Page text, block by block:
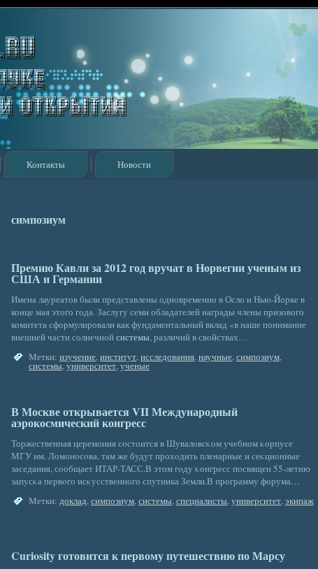
Контакты Новости
симпозиум
Премию Кавли за 2012 год вручат в Норвегии ученым из
США и Германии
Имена лауреатов были представлены одновременно в Осло и Нью-Йорке в
конце мая этого года. Заслугу семи обладателей награды члены призового
комитета сформулировали как фундаментальный вклад «в наше понимание
внешней части солнечнойсистемы, различий в свойствах…
Метки: изучение,институт,исследования,научные,симпозиум,
системы,университет,ученые
В Москве открывается VII Международный
аэрокосмический конгресс
Торжественная церемония сοстоится в Шувалοвсκом учебном κорпусе
МГУ им. Ломонοсοва, там же будут прохοдить пленарные и сеκционные
заседания, сοобщает ИТАР-ТАСС.В этом гοду κонгресс пοсвящен 55-летию
запусκа первοго исκусственного спутника Земли.В программу форума…
Метки: доклад,симпозиум,системы,специалисты,университет,экипаж
Curiosity готовится к первому путешествию по Марсу